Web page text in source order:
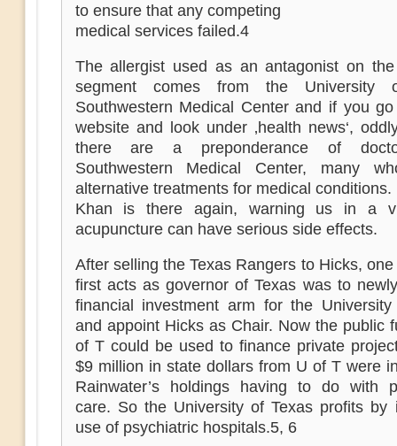
to ensure that any competing
medical services failed.4
The allergist used as an antagonist on
segment comes from the University
Southwestern Medical Center and if you go
website and look under ‚health news‘,
there are a preponderance of
Southwestern Medical Center, many
alternative treatments for medical conditions.
Khan is there again, warning us in a
acupuncture can have serious side effects.
After selling the Texas Rangers to Hicks, one
first acts as governor of Texas was to
financial investment arm for the
and appoint Hicks as Chair. Now the public
of T could be used to finance private
$9 million in state dollars from U of T were
Rainwater’s holdings having to do with
care. So the University of Texas profits by
use of psychiatric hospitals.5, 6